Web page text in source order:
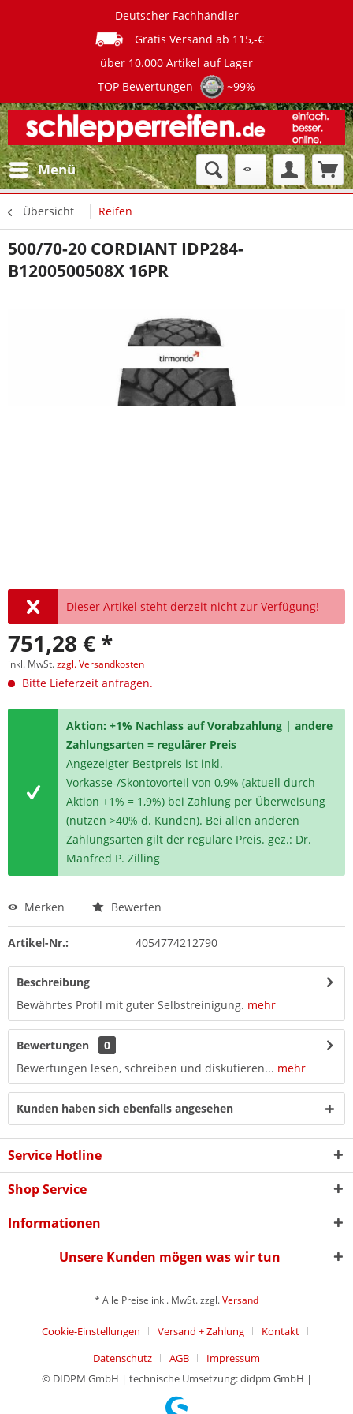
Deutscher Fachhändler
Gratis Versand ab 115,-€
über 10.000 Artikel auf Lager
TOP Bewertungen
~99%
Menü
Übersicht Reifen
500/70-20 CORDIANT IDP284-
B1200500508X 16PR
Dieser Artikel steht derzeit nicht zur Verfügung!
751,28 € *
inkl. MwSt.zzgl. Versandkosten
Bitte Lieferzeit anfragen.
Aktion: +1% Nachlass auf Vorabzahlung | andere
Zahlungsarten = regulärer Preis
Angezeigter Bestpreis ist inkl.
Vorkasse-/Skontovorteil von 0,9% (aktuell durch
Aktion +1% = 1,9%) bei Zahlung per Überweisung
(nutzen >40% d. Kunden). Bei allen anderen
Zahlungsarten gilt der reguläre Preis. gez.: Dr.
Manfred P. Zilling
Merken Bewerten
Artikel-Nr.: 4054774212790
Beschreibung
Bewährtes Profil mit guter Selbstreinigung. mehr
Bewertungen
0
Bewertungen lesen, schreiben und diskutieren... mehr
Kunden haben sich ebenfalls angesehen
Service Hotline
Shop Service
Informationen
Unsere Kunden mögen was wir tun
* Alle Preise inkl. MwSt. zzgl.Versand
Cookie-Einstellungen Versand + Zahlung
Kontakt
Datenschutz
AGB
Impressum
© DIDPM GmbH | technische Umsetzung: didpm GmbH |